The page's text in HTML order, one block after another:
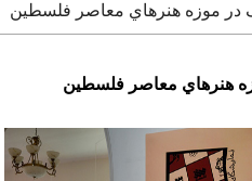
موزه هنرهاي معاصر فلسطين
هنرهاي معاصر فلسطين